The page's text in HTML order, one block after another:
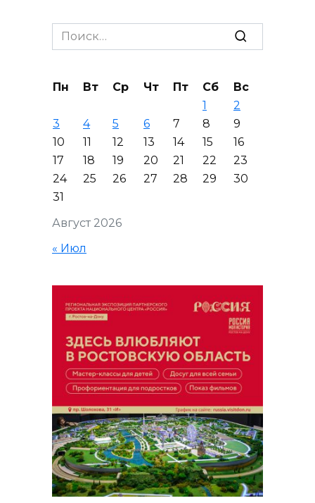
Search
for:
Август 2026
Пн Вт Ср Чт Пт Сб
Вс
1
2
3
4 5 6 7 8
9
10
11 12 13 14 15
16
17
18 19 20 21 22
23
24
25 26 27 28 29
30
31
« Июл